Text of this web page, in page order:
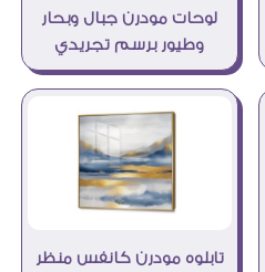
لوحات مودرن جبال وبحار
وطيور برسم تجريدي
تابلوه مودرن كانفس منظر